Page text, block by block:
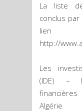
La liste
conclus par
http://
Les
(IDE) –
Algérie